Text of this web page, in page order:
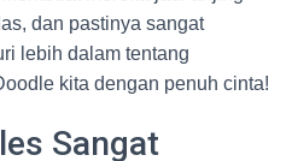
dan pastinya sangat
lebih dalam tentang
kita dengan penuh cinta!
Sangat